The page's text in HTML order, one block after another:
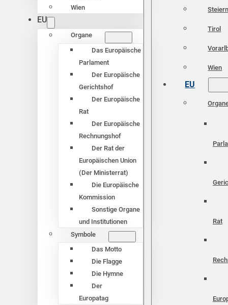
Wien
EU
Organe
Das Europäische
Parlament
Der Europäische
Gerichtshof
Der Europäische
Rat
Der Europäische
Rechnungshof
Der Rat der
Europäischen Union
(Der Ministerrat)
Die Europäische
Kommission
Sonstige Organe
und Institutionen
Symbole
Das Motto
Die Flagge
Die Hymne
Der
Europatag
Tirol
Wien
EU
Rat